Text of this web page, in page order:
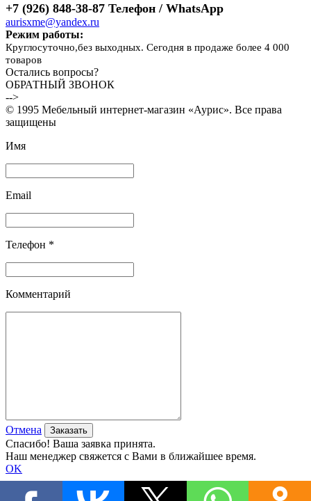
+7 (926) 848-38-87 Телефон / WhatsApp
aurisxme@yandex.ru
Режим работы:
Круглосуточно,без выходных. Сегодня в продаже более 4 000
товаров
Остались вопросы?
ОБРАТНЫЙ ЗВОНОК
-->
© 1995 Мебельный интернет-магазин «Аурис». Все права
защищены
Имя
Email
Телефон *
Комментарий
Отмена
Спасибо! Ваша заявка принята.
Наш менеджер свяжется с Вами в ближайшее время.
OK